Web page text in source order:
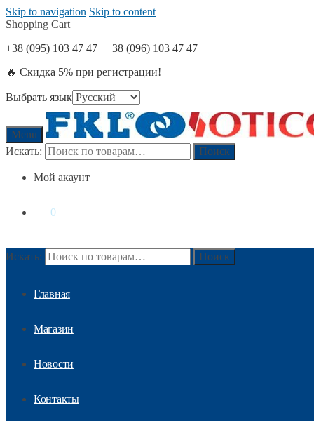
Skip to navigation Skip to content
Shopping Cart
+38 (095) 103 47 47
+38 (096) 103 47 47
🔥 Скидка 5% при регистрации!
Выбрать язык
Menu
Искать:
Поиск
Мой акаунт
0
Искать: Поиск
Главная
Магазин
Новости
Контакты